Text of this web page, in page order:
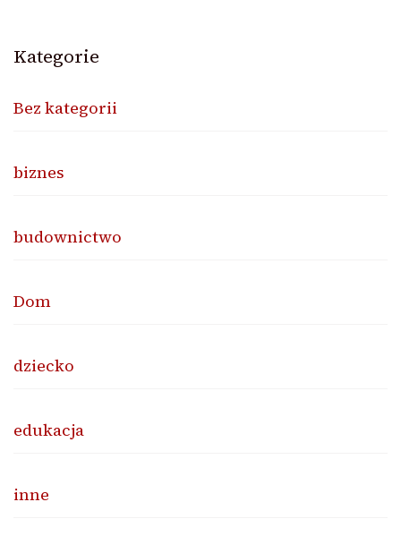
Kategorie
Bez kategorii
biznes
budownictwo
Dom
dziecko
edukacja
inne